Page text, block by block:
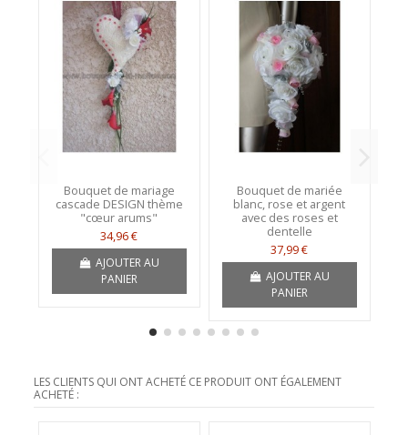
Bouquet de mariage
cascade DESIGN thème
"cœur arums"
34,96 €
AJOUTER AU
PANIER
Bouquet de mariée
blanc, rose et argent
avec des roses et
dentelle
37,99 €
AJOUTER AU
PANIER
LES CLIENTS QUI ONT ACHETÉ CE PRODUIT ONT ÉGALEMENT
ACHETÉ :